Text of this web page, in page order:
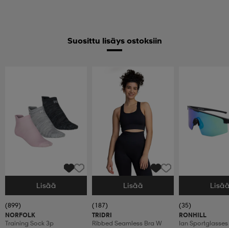
Suosittu lisäys ostoksiin
Valitse Koko
Lisää
(899)
NORFOLK
Training Sock 3p
Valitse Koko
Lisää
(187)
TRIDRI
Ribbed Seamless Bra W
Valitse Koko
(35)
RONHILL
Ian Sportglasses